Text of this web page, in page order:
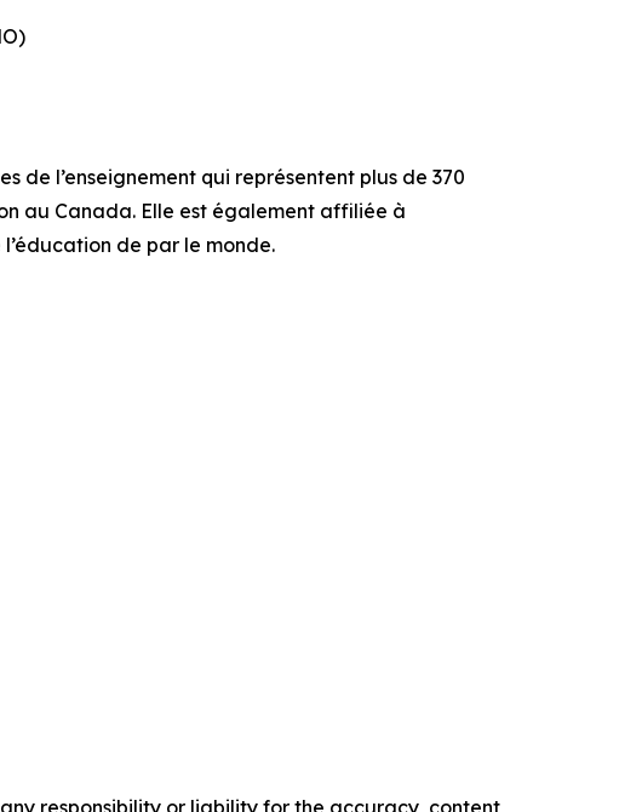
de l’enseignement qui représentent plus de 370
au Canada. Elle est également affiliée à
de par le monde.
responsibility or liability for the accuracy, content,